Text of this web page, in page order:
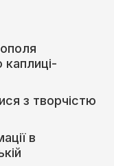
з творчістю
в